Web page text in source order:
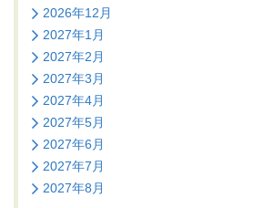
2026年12月
2027年1月
2027年2月
2027年3月
2027年4月
2027年5月
2027年6月
2027年7月
2027年8月